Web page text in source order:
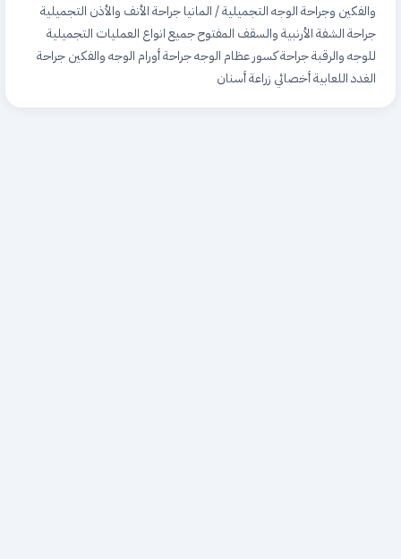
والفكين وجراحة الوجه التجميلية / المانيا جراحة الأنف والأذن التجميلية
جراحة الشفة الأرنبية والسقف المفتوح جميع انواع العمليات التجميلية
للوجه والرقبة جراحة كسور عظام الوجه جراحة أورام الوجه والفكين جراحة
الغدد اللعابية أخصائي زراعة أسنان